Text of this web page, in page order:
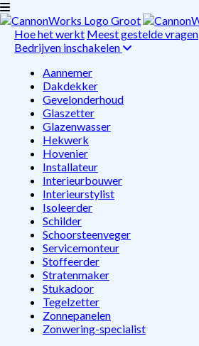
Hoe het werkt Meest gestelde vragen
Bedrijven inschakelen
Aannemer
Dakdekker
Gevelonderhoud
Glaszetter
Glazenwasser
Hekwerk
Hovenier
Installateur
Interieurbouwer
Interieurstylist
Isoleerder
Schilder
Schoorsteenveger
Servicemonteur
Stoffeerder
Stratenmaker
Stukadoor
Tegelzetter
Zonnepanelen
Zonwering-specialist